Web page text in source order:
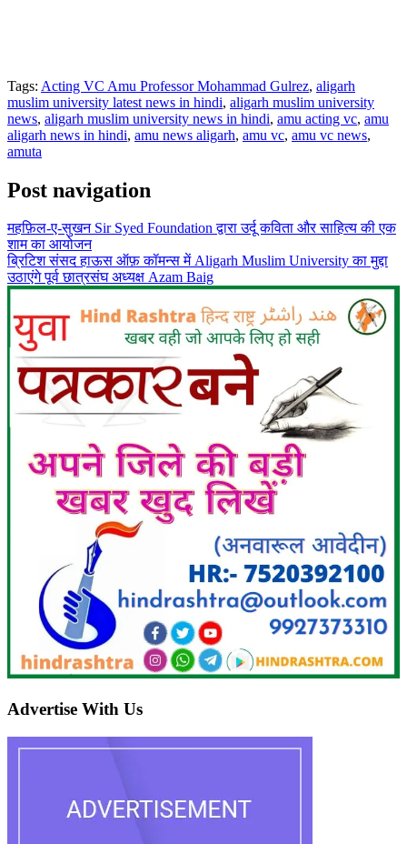
Tags: Acting VC Amu Professor Mohammad Gulrez, aligarh
muslim university latest news in hindi, aligarh muslim university
news, aligarh muslim university news in hindi, amu acting vc, amu
aligarh news in hindi, amu news aligarh, amu vc, amu vc news,
amuta
Post navigation
महफ़िल-ए-सुखन Sir Syed Foundation द्वारा उर्दू कविता और साहित्य की एक
शाम का आयोजन
ब्रिटिश संसद हाऊस ऑफ़ कॉमन्स में Aligarh Muslim University का मुद्दा
उठाएंगे पूर्व छात्रसंघ अध्यक्ष Azam Baig
Advertise With Us